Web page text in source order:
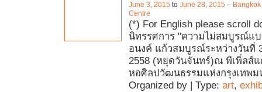
June 3, 2015 to June 28, 2015 –
Centre
(*) For English please scroll
นิทรรศการ "ความไม่สมบูรณ์แ
อนงค์ แก้วสมบูรณ์ระหว่างวันที่
2558 (หยุดวันจันทร์)ณ พีเพิ่ลส์แ
หอศิลปวัฒนธรรมแห่งกรุงเทพม
Organized by | Type: art,